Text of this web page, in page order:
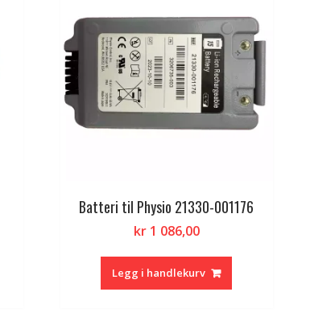
Batteri til Physio 21330-001176
kr1 086,00
Legg i handlekurv